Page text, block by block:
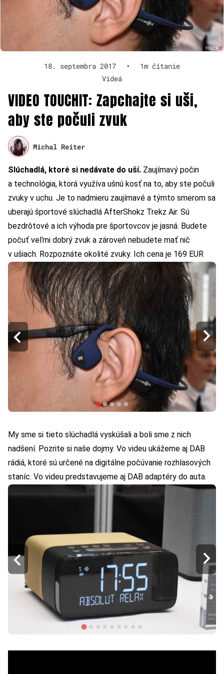
18. septembra 2017 •
1m čítanie
Videá
VIDEO TOUCHIT: Zapchajte si uši,
aby ste počuli zvuk
Michal Reiter
Slúchadlá, ktoré si nedávate do uší. Zaujímavý počin
a technológia, ktorá využíva ušnú kosť na to, aby ste počuli
zvuky v uchu. Je to nadmieru zaujímavé a týmto smerom sa
uberajú športové slúchadlá AfterShokz Trekz Air. Sú
bezdrôtové a ich výhoda pre športovcov je jasná. Budete
počuť veľmi dobrý zvuk a zároveň nebudete mať nič
v ušiach. Rozpoznáte okolité zvuky. Ich cena je 169 EUR
My sme si tieto slúchadlá vyskúšali a boli sme z nich
nadšení. Pozrite si naše dojmy. Vo videu ukážeme aj DAB
rádiá, ktoré sú určené na digitálne počúvanie rozhlasových
staníc. Vo videu predstavujeme aj DAB adaptéry do auta.